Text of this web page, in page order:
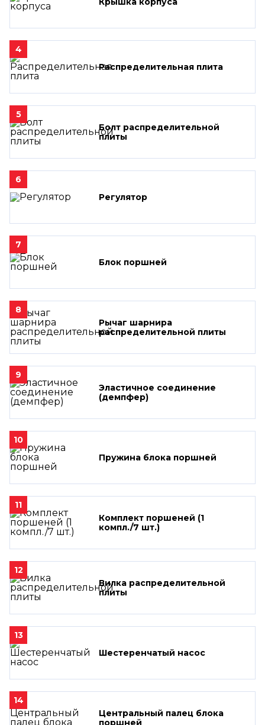
4
Распределительная плита
5
Болт распределительной
плиты
6
Регулятор
7
Блок поршней
8
Рычаг шарнира
распределительной плиты
9
Эластичное соединение
(демпфер)
10
Пружина блока поршней
11
Комплект поршеней (1
компл./7 шт.)
12
Вилка распределительной
плиты
13
Шестеренчатый насос
14
Центральный палец блока
поршней